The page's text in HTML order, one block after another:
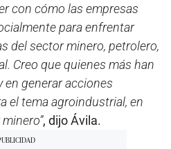
con cómo las empresas
para enfrentar
del sector minero, petrolero,
Creo que quienes más han
en generar acciones
el tema agroindustrial, en
, dijo Ávila.